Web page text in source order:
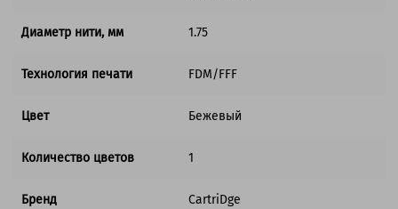
Диаметр нити, мм 1.75
Технология печати FDM/FFF
Цвет Бежевый
Количество цветов 1
Бренд CartriDge